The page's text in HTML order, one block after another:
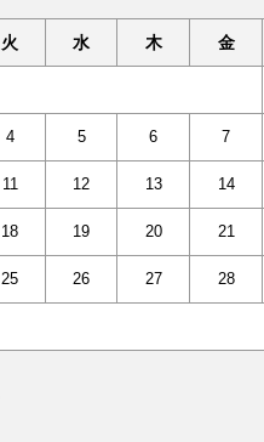
火 水 木 金
4 5 6 7
11 12 13 14
18 19 20 21
25 26 27 28